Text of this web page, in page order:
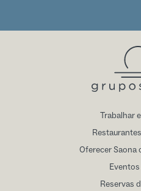
Trabalhar
Oferecer Saona
Reservas